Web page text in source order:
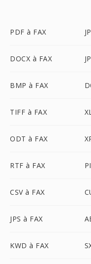
PDF à FAX
DOCX à FAX
BMP à FAX
TIFF à FAX
ODT à FAX
RTF à FAX
CSV à FAX
JPS à FAX
KWD à FAX